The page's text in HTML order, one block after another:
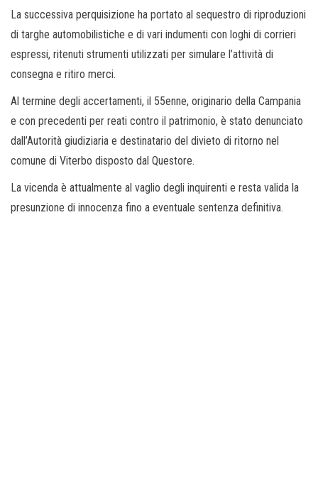
La successiva perquisizione ha portato al sequestro di riproduzioni
di targhe automobilistiche e di vari indumenti con loghi di corrieri
espressi, ritenuti strumenti utilizzati per simulare l’attività di
consegna e ritiro merci.
Al termine degli accertamenti, il 55enne, originario della Campania
e con precedenti per reati contro il patrimonio, è stato denunciato
dall’Autorità giudiziaria e destinatario del divieto di ritorno nel
comune di Viterbo disposto dal Questore.
La vicenda è attualmente al vaglio degli inquirenti e resta valida la
presunzione di innocenza fino a eventuale sentenza definitiva.